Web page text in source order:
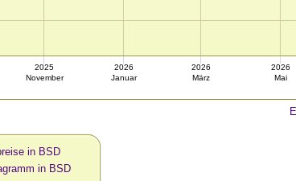
2025
November
2026
Januar
2026
März
2026
Mai
in BSD
in BSD